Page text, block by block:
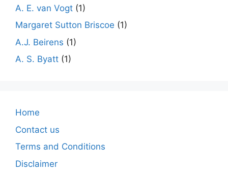
A. E. van Vogt (1)
Margaret Sutton Briscoe (1)
A.J. Beirens (1)
A. S. Byatt (1)
Home
Contact us
Terms and Conditions
Disclaimer